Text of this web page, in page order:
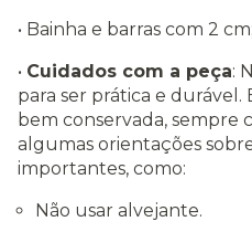
• Bainha e barras com 2 cm;
• Cuidados com a peça:
para ser prática e durável.
bem conservada, sempre
algumas orientações
importantes, como:
Não usar alvejante.